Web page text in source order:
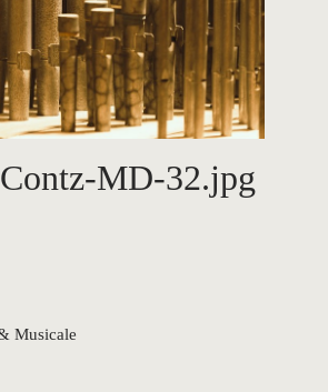
MD-32.jpg
Musicale